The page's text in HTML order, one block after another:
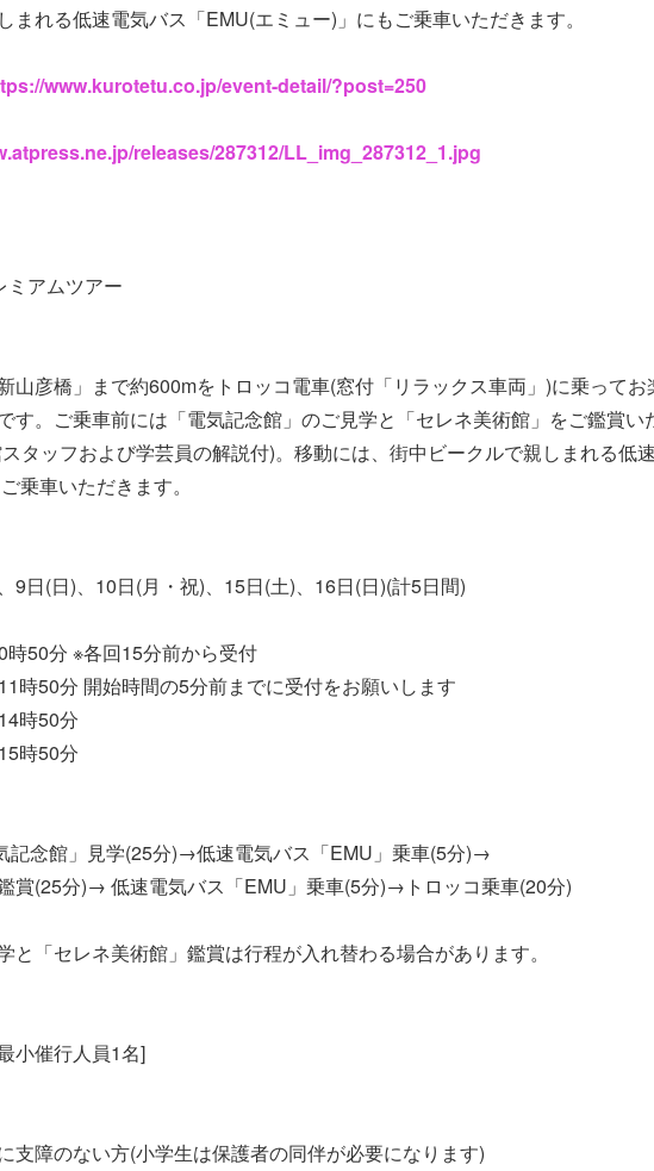
まれる低速電気バス「EMU(エミュー)」にもご乗車いただきます。
www.kurotetu.co.jp/event-detail/?post=250
releases/287312/LL_img_287312_1.jpg
ミアムツアー
山彦橋」まで約600mをトロッコ電車(窓付「リラックス車両」)に乗ってお
す。ご乗車前には「電気記念館」のご見学と「セレネ美術館」をご鑑賞い
タッフおよび学芸員の解説付)。移動には、街中ビークルで親しまれる低
乗車いただきます。
9日(日)、10日(月・祝)、15日(土)、16日(日)(計5日間)
50分 ※各回15分前から受付
時50分 開始時間の5分前までに受付をお願いします
時50分
時50分
記念館」見学(25分)→低速電気バス「EMU」乗車(5分)→
賞(25分)→ 低速電気バス「EMU」乗車(5分)→トロッコ乗車(20分)
と「セレネ美術館」鑑賞は行程が入れ替わる場合があります。
小催行人員1名]
支障のない方(小学生は保護者の同伴が必要になります)